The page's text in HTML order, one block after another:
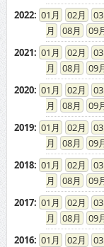
08
09
01 02 03
08
09
01 02 03
08
09
01 02 03
08
09
01 02 03
08
09
01 02 03
08
09
01 02 03
08
09